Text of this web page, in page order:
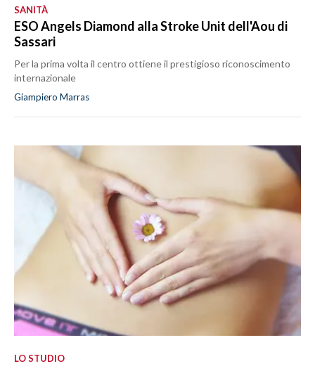
SANITÀ
ESO Angels Diamond alla Stroke Unit dell'Aou di
Sassari
Per la prima volta il centro ottiene il prestigioso riconoscimento
internazionale
Giampiero Marras
LO STUDIO